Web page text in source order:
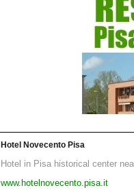
Hotel Novecento Pisa
Hotel in Pisa historical center
www.hotelnovecento.pisa.it